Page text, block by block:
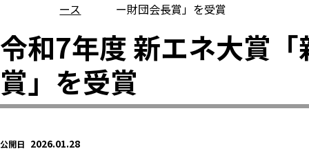
ース
ー財団会長賞」を受賞
令和7年度 新エネ大賞
賞」を受賞
公開日 2026.01.28